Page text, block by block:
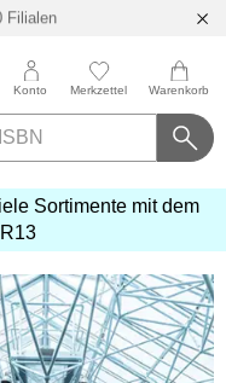
Konto Merkzettel Warenkorb
Sortimente mit dem